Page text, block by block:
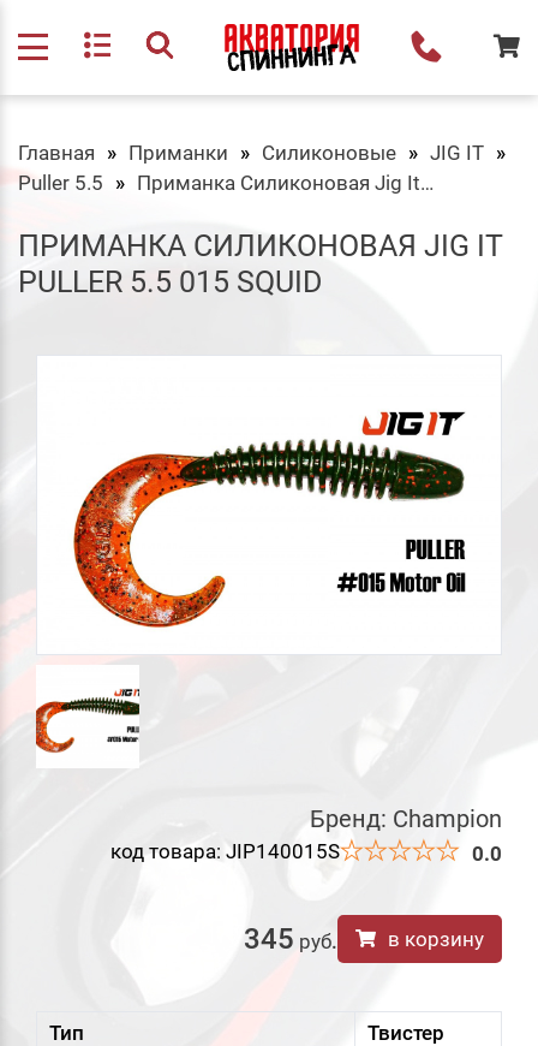
Главная Приманки Силиконовые
JIG IT
Puller 5.5
Приманка Силиконовая Jig It Puller 5.5 015 Squid
ПРИМАНКА СИЛИКОНОВАЯ JIG IT
PULLER 5.5 015 SQUID
Бренд: Champion
код товара: JIP140015S 0.0
345 руб. в корзину
Тип
Твистер